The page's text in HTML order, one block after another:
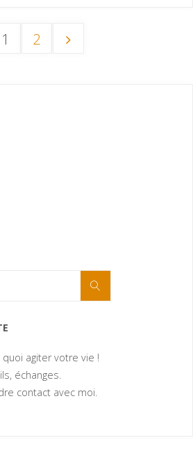
1 2
agiter votre vie !
échanges.
contact avec moi.